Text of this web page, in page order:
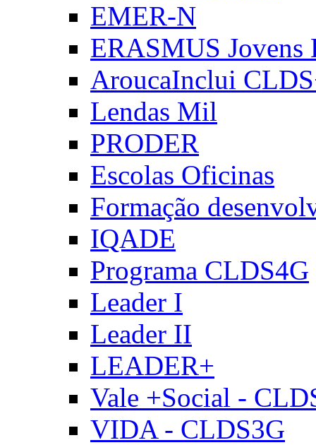
EMER-N
ERASMUS Jovens
AroucaInclui
Lendas Mil
PRODER
Escolas Oficinas
Formação
IQADE
Programa CLDS4G
Leader I
Leader II
LEADER+
Vale +Social -
VIDA - CLDS3G